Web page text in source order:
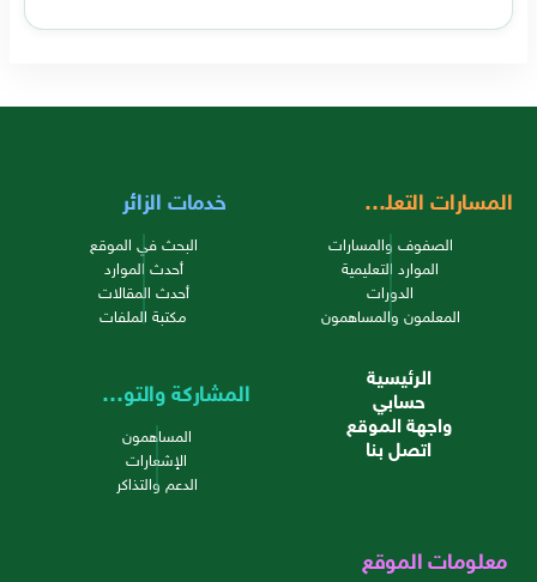
المسارات التعليمية
الصفوف والمسارات
الموارد التعليمية
الدورات
المعلمون والمساهمون
خدمات الزائر
البحث في الموقع
أحدث الموارد
أحدث المقالات
مكتبة الملفات
الرئيسية
حسابي
واجهة الموقع
اتصل بنا
المشاركة والتواصل
المساهمون
الإشعارات
الدعم والتذاكر
معلومات الموقع